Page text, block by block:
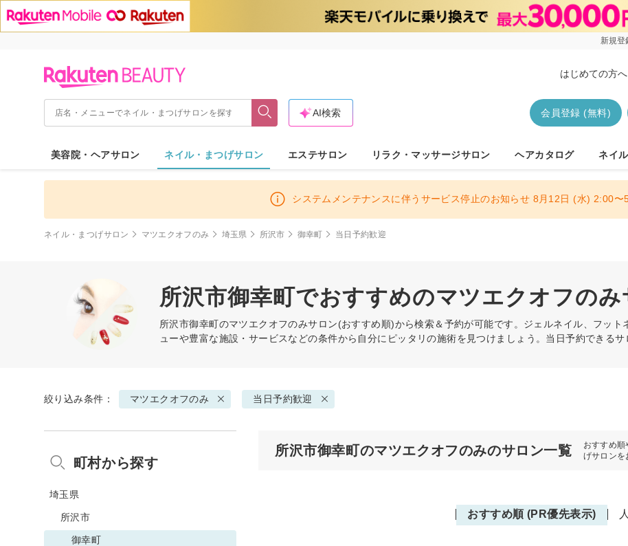
新規登
はじめての方へ
会員登録 (無料)
AI検索
美容院・ヘアサロン ネイル・まつげサロン エステサロン リラク・マッサージサロン ヘアカタログ ネイ
システムメンテナンスに伴うサービス停止のお知らせ 8月12日 (水) 2:00〜
ネイル・まつげサロン マツエクオフのみ 埼玉県 所沢市 御幸町 当日予約歓迎
所沢市御幸町でおすすめのマツエクオフの
所沢市御幸町のマツエクオフのみサロン(おすすめ順)から検索＆予約が可能です。ジェルネイル、フッ
ューや豊富な施設・サービスなどの条件から自分にピッタリの施術を見つけましょう。当日予約できるサ
絞り込み条件： マツエクオフのみ 当日予約歓迎
所沢市御幸町のマツエクオフのみのサロン一覧
おすすめ
げサロンを
おすすめ順 (PR優先表示)
町村から探す
埼玉県
所沢市
御幸町